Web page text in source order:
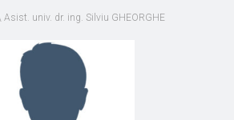
Asist. univ. dr. ing. Silviu GHEORGHE